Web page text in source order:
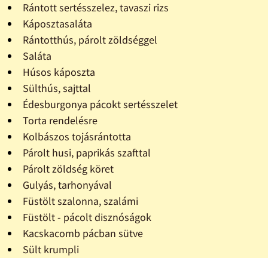
Rántott sertésszelez, tavaszi rizs
Káposztasaláta
Rántotthús, párolt zöldséggel
Saláta
Húsos káposzta
Sülthús, sajttal
Édesburgonya pácokt sertésszelet
Torta rendelésre
Kolbászos tojásrántotta
Párolt husi, paprikás szafttal
Párolt zöldség köret
Gulyás, tarhonyával
Füstölt szalonna, szalámi
Füstölt - pácolt disznóságok
Kacskacomb pácban sütve
Sült krumpli